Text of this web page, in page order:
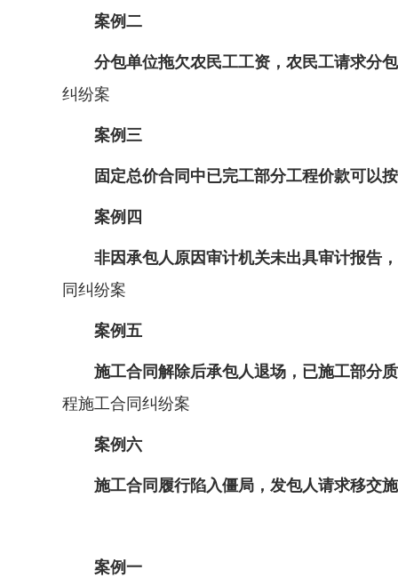
案例二
分包单位拖欠农民工工资，农民工请求分包
纠纷案
案例三
固定总价合同中已完工部分工程价款可以按
案例四
非因承包人原因审计机关未出具审计报告，
同纠纷案
案例五
施工合同解除后承包人退场，已施工部分质
程施工合同纠纷案
案例六
施工合同履行陷入僵局，发包人请求移交施
案例一